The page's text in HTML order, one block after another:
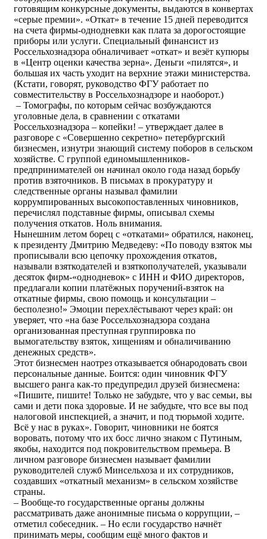
готовящим конкурсные документы, выдаются в конвертах
«серые премии». «Откат» в течение 15 дней переводится
на счета фирмы-однодневки как плата за дорогостоящие
приборы или услуги. Специальный финансист из
Россельхознадзора обналичивает «откат» и везёт купюры
в «Центр оценки качества зерна». Деньги «пилятся», и
большая их часть уходит на верхние этажи министерства.
(Кстати, говорят, руководство ФГУ работает по
совместительству в Россельхознадзоре и наоборот.)
– Томографы, по которым сейчас возбуждаются
уголовные дела, в сравнении с откатами
Россельхознадзора – копейки! – утверждает далее в
разговоре с «Совершенно секретно» петербургский
бизнесмен, изнутри знающий систему поборов в сельском
хозяйстве. С группой единомышленников-
предпринимателей он начинал около года назад борьбу
против взяточников. В письмах в прокуратуру и
следственные органы называл фамилии
коррумпированных высокопоставленных чиновников,
перечислял подставные фирмы, описывал схемы
получения откатов. Ноль внимания.
Нынешним летом борец с «откатами» обратился, наконец,
к президенту Дмитрию Медведеву: «По поводу взяток мы
прописывали всю цепочку прохождения откатов,
называли взяткодателей и взяткополучателей, указывали
десяток фирм-«однодневок» с ИНН и ФИО директоров,
предлагали копии платёжных поручений-взяток на
откатные фирмы, свою помощь и консультации –
бесполезно!» Эмоции перехлёстывают через край: он
уверяет, что «на базе Россельхознадзора создана
организованная преступная группировка по
вымогательству взяток, хищениям и обналичиванию
денежных средств».
Этот бизнесмен наотрез отказывается обнародовать свои
персональные данные. Боится: один чиновник ФГУ
высшего ранга как-то предупредил друзей бизнесмена:
«Пишите, пишите! Только не забудьте, что у вас семьи, вы
сами и дети пока здоровые. И не забудьте, что все вы под
налоговой инспекцией, а значит, и под тюрьмой ходите.
Всё у нас в руках». Говорит, чиновники не боятся
воровать, потому что их босс лично знаком с Путиным,
якобы, находится под покровительством премьера. В
личном разговоре бизнесмен называет фамилии
руководителей служб Минсельхоза и их сотрудников,
создавших «откатный механизм» в сельском хозяйстве
страны.
– Вообще-то государственные органы должны
рассматривать даже анонимные письма о коррупции, –
отметил собеседник. – Но если государство начнёт
принимать меры, сообщим ещё много фактов и